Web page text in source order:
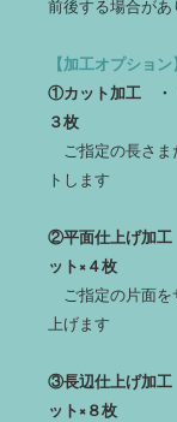
前後する場合があ
【加工オプション
①カット加工 ・
３枚
ご指定の長さま
トします
②平面仕上げ加
ット×４枚
ご指定の片面を
上げます
③長辺仕上げ加
ット×８枚